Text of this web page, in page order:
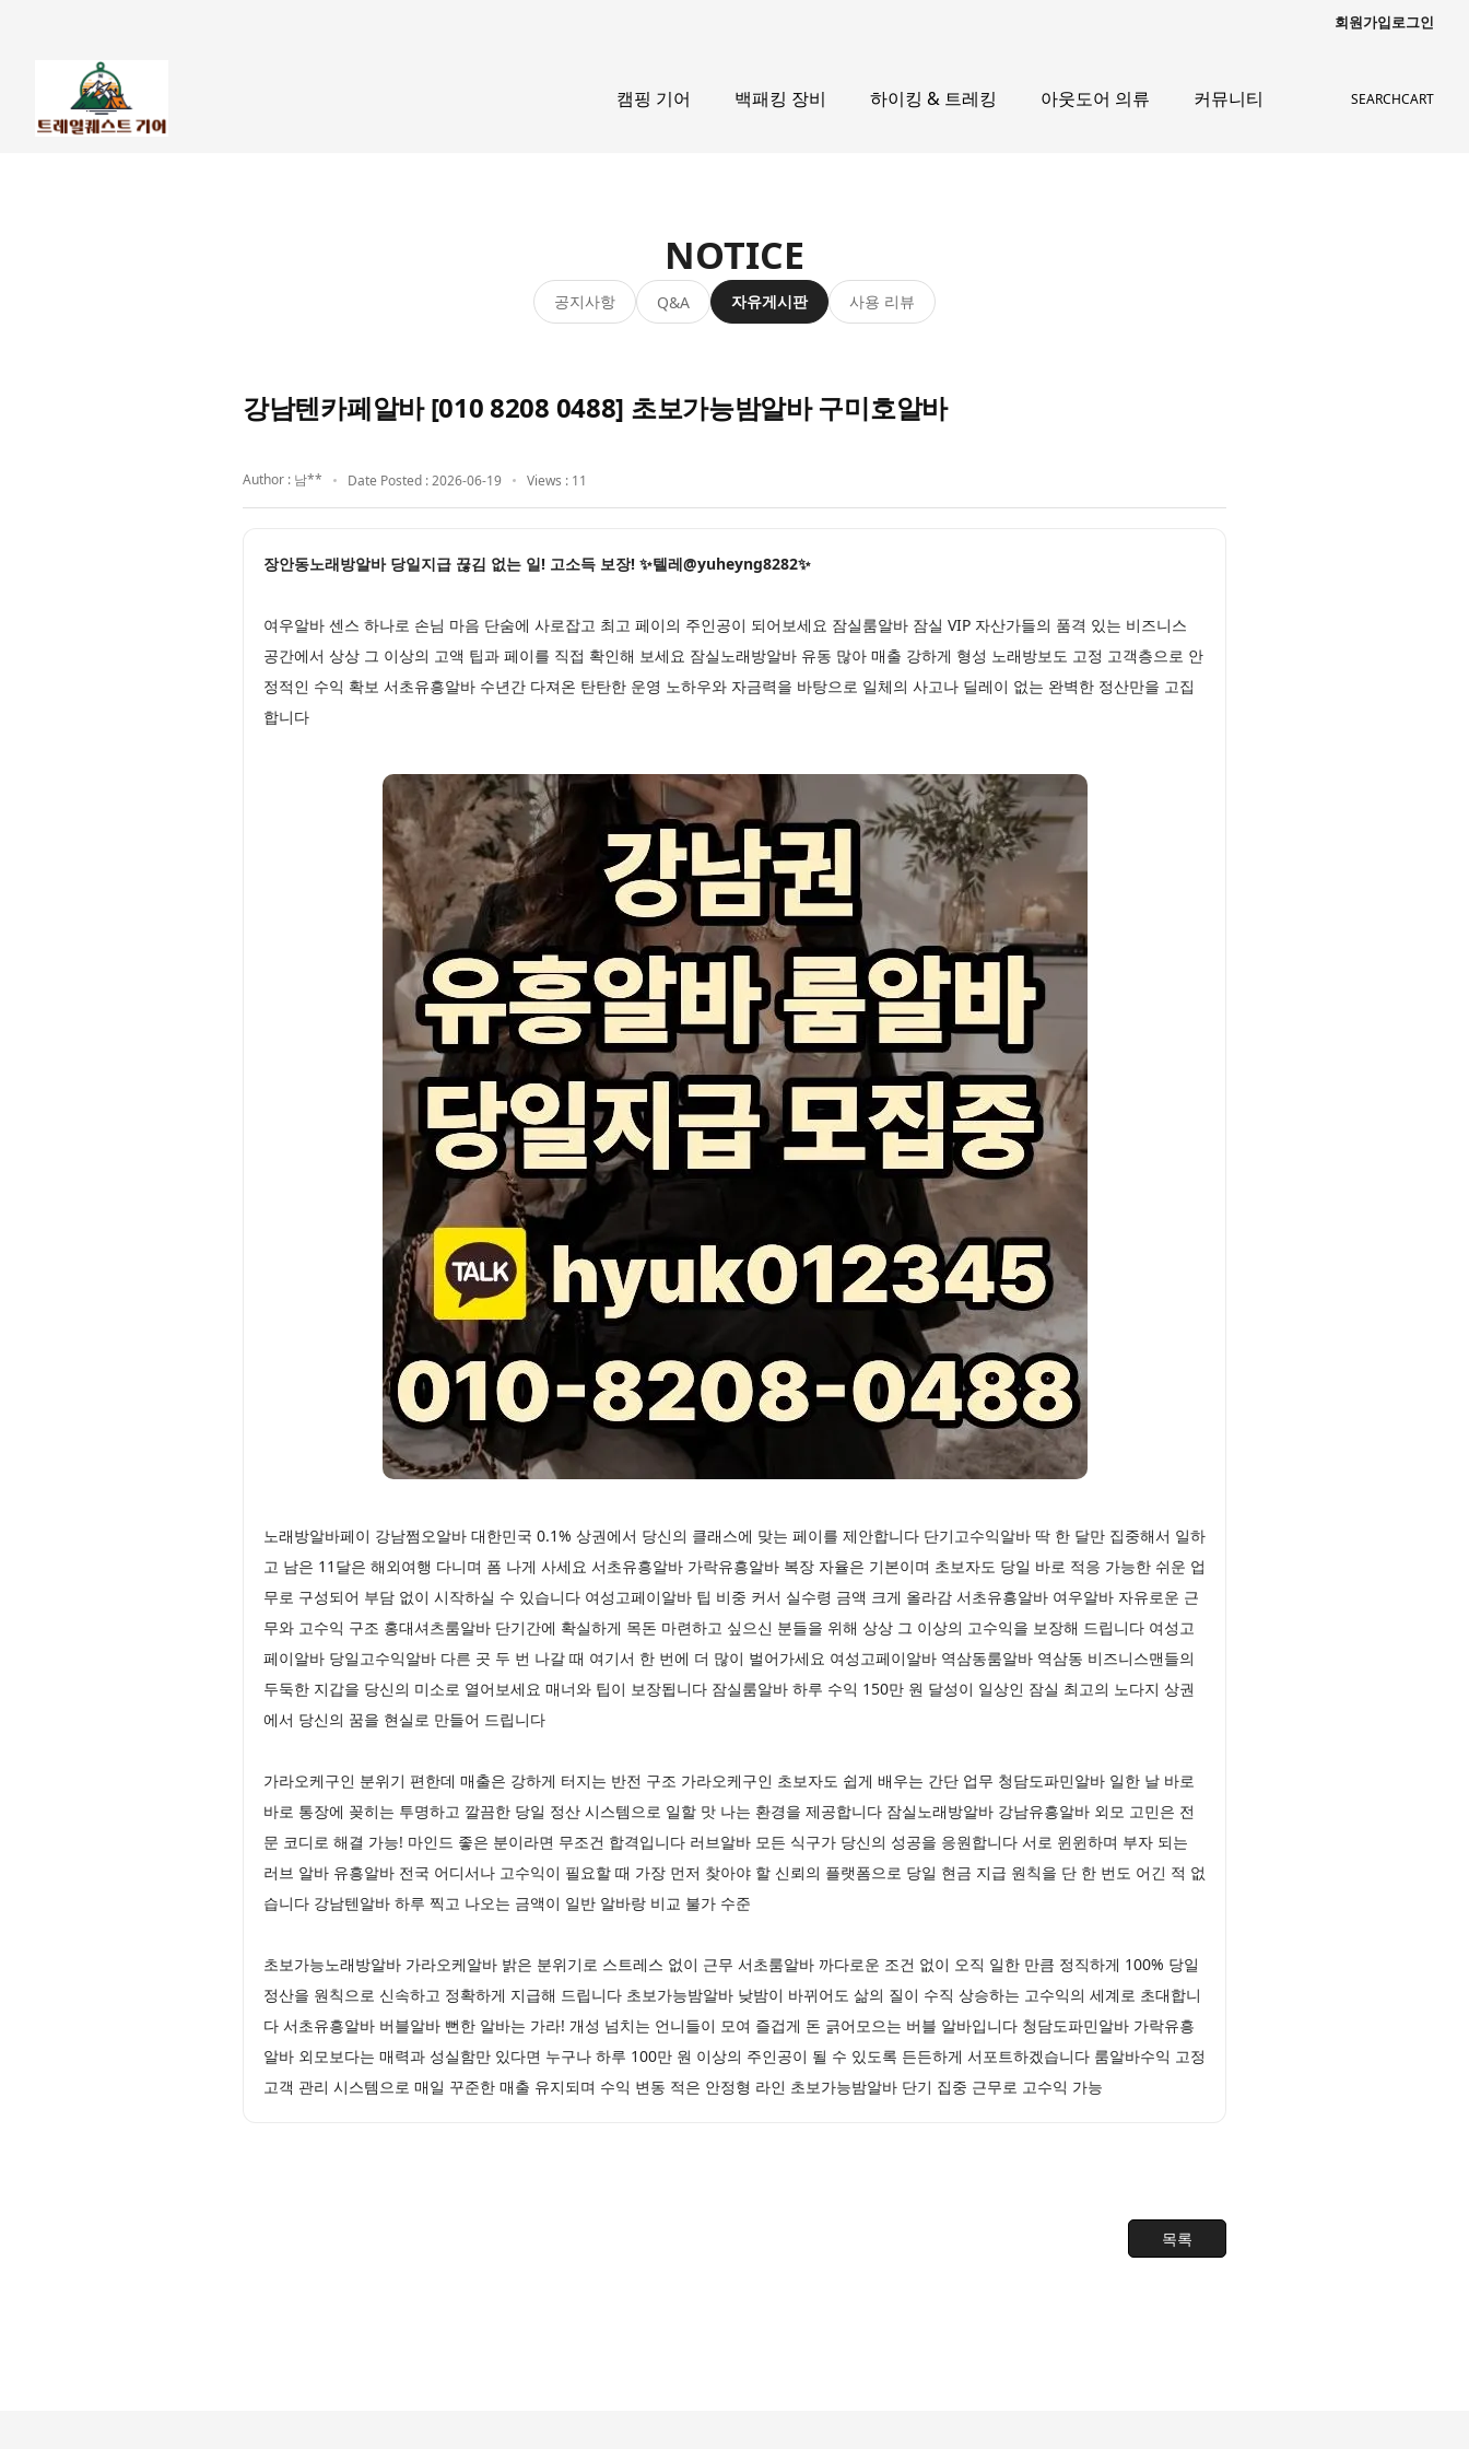
회원가입로그인
캠핑 기어 백패킹 장비 하이킹 & 트레킹 아웃도어 의류 커뮤니티 SEARCHCART
NOTICE
공지사항 Q&A 자유게시판 사용 리뷰
강남텐카페알바 [010 8208 0488] 초보가능밤알바 구미호알바
Author : 남** Date Posted : 2026-06-19 Views : 11
장안동노래방알바 당일지급 끊김 없는 일! 고소득 보장! ✨텔레@yuheyng8282✨
여우알바 센스 하나로 손님 마음 단숨에 사로잡고 최고 페이의 주인공이 되어보세요 잠실룸알바 잠실 VIP 자산가들의 품격 있는 비즈니스
공간에서 상상 그 이상의 고액 팁과 페이를 직접 확인해 보세요 잠실노래방알바 유동 많아 매출 강하게 형성 노래방보도 고정 고객층으로 안
정적인 수익 확보 서초유흥알바 수년간 다져온 탄탄한 운영 노하우와 자금력을 바탕으로 일체의 사고나 딜레이 없는 완벽한 정산만을 고집
합니다
노래방알바페이 강남쩜오알바 대한민국 0.1% 상권에서 당신의 클래스에 맞는 페이를 제안합니다 단기고수익알바 딱 한 달만 집중해서 일하
고 남은 11달은 해외여행 다니며 폼 나게 사세요 서초유흥알바 가락유흥알바 복장 자율은 기본이며 초보자도 당일 바로 적응 가능한 쉬운 업
무로 구성되어 부담 없이 시작하실 수 있습니다 여성고페이알바 팁 비중 커서 실수령 금액 크게 올라감 서초유흥알바 여우알바 자유로운 근
무와 고수익 구조 홍대셔츠룸알바 단기간에 확실하게 목돈 마련하고 싶으신 분들을 위해 상상 그 이상의 고수익을 보장해 드립니다 여성고
페이알바 당일고수익알바 다른 곳 두 번 나갈 때 여기서 한 번에 더 많이 벌어가세요 여성고페이알바 역삼동룸알바 역삼동 비즈니스맨들의
두둑한 지갑을 당신의 미소로 열어보세요 매너와 팁이 보장됩니다 잠실룸알바 하루 수익 150만 원 달성이 일상인 잠실 최고의 노다지 상권
에서 당신의 꿈을 현실로 만들어 드립니다
가라오케구인 분위기 편한데 매출은 강하게 터지는 반전 구조 가라오케구인 초보자도 쉽게 배우는 간단 업무 청담도파민알바 일한 날 바로
바로 통장에 꽂히는 투명하고 깔끔한 당일 정산 시스템으로 일할 맛 나는 환경을 제공합니다 잠실노래방알바 강남유흥알바 외모 고민은 전
문 코디로 해결 가능! 마인드 좋은 분이라면 무조건 합격입니다 러브알바 모든 식구가 당신의 성공을 응원합니다 서로 윈윈하며 부자 되는
러브 알바 유흥알바 전국 어디서나 고수익이 필요할 때 가장 먼저 찾아야 할 신뢰의 플랫폼으로 당일 현금 지급 원칙을 단 한 번도 어긴 적 없
습니다 강남텐알바 하루 찍고 나오는 금액이 일반 알바랑 비교 불가 수준
초보가능노래방알바 가라오케알바 밝은 분위기로 스트레스 없이 근무 서초룸알바 까다로운 조건 없이 오직 일한 만큼 정직하게 100% 당일
정산을 원칙으로 신속하고 정확하게 지급해 드립니다 초보가능밤알바 낮밤이 바뀌어도 삶의 질이 수직 상승하는 고수익의 세계로 초대합니
다 서초유흥알바 버블알바 뻔한 알바는 가라! 개성 넘치는 언니들이 모여 즐겁게 돈 긁어모으는 버블 알바입니다 청담도파민알바 가락유흥
알바 외모보다는 매력과 성실함만 있다면 누구나 하루 100만 원 이상의 주인공이 될 수 있도록 든든하게 서포트하겠습니다 룸알바수익 고정
고객 관리 시스템으로 매일 꾸준한 매출 유지되며 수익 변동 적은 안정형 라인 초보가능밤알바 단기 집중 근무로 고수익 가능
목록